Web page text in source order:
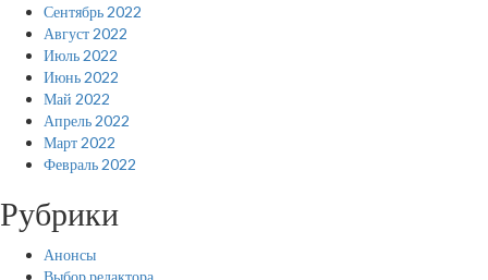
Сентябрь 2022
Август 2022
Июль 2022
Июнь 2022
Май 2022
Апрель 2022
Март 2022
Февраль 2022
Рубрики
Анонсы